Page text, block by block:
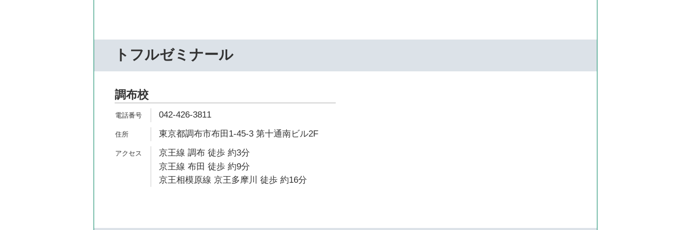
トフルゼミナール
調布校
042-426-3811
東京都調布市布田1-45-3 第十通南ビル2F
京王線 調布 徒歩 約3分
京王線 布田 徒歩 約9分
京王相模原線 京王多摩川 徒歩 約16分